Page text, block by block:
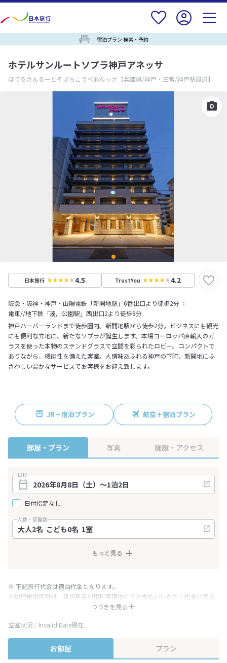
宿泊プラン 検索・予約
ホテルサンルートソプラ神戸アネッサ
ほてるさんるーとそぷらこうべあねっさ 【兵庫県/神戸・三宮/神戸駅周辺】
日本旅行 4.5 TrustYou 4.2
阪急・阪神・神戸・山陽電鉄「新開地駅」6番出口より徒歩2分 ：
電車//地下鉄「湊川公園駅」西出口2より徒歩8分
神戸ハーバーランドまで徒歩圏内。新開地駅から徒歩2分。ビジネスにも観光
にも便利な立地に、新たなソプラが誕生します。本場ヨーロッパ直輸入のガ
ラスを使った本物のステンドグラスで空間を彩られたロビー。コンパクトで
ありながら、機能性を備えた客室。人情味あふれる神戸の下町、新開地にふ
さわしい温かなサービスでお客様をお迎え致します。
JR＋宿泊プラン 航空＋宿泊プラン
部屋・プラン 写真 施設・アクセス
日程
日付指定なし
人数・部屋数
もっと見る
つづきを見る
※ 下記旅行代金は宿泊代金となります。
※幼児施設使用料、貸切風呂利用料等現地にてお支払いいただく代金は税込
み表記となりますが、消費税増税に伴い代金が一部変更となる場合がござい
※表示されている旅行代金・プラン内容は一定時間ごとに更新されます。最
終確認画面でご確認ください。
空室状況：Invalid Date現在
お部屋 プラン